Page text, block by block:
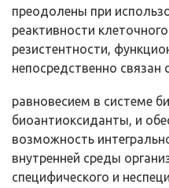
преодолены при
реактивности
резистент­ности,
непосредственно связан с
равновесием в системе
биоантиоксиданты, и
возможность
внутренней среды
специфического и